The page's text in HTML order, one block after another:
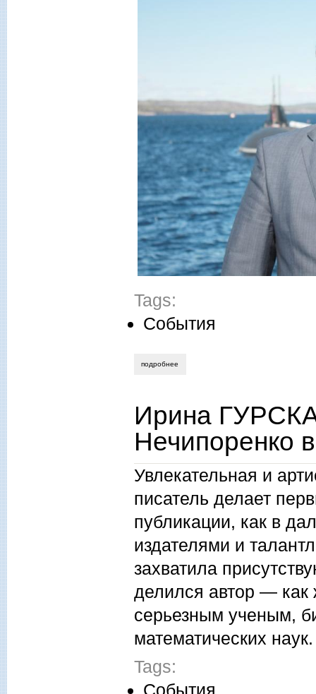
Tags:
События
подробнее
Ирина
Нечипоренко
Увлекательная и
писатель делает
публикации, как в
издателями и
захватила
делился автор — как
серьезным ученым,
математических наук.
Tags:
События